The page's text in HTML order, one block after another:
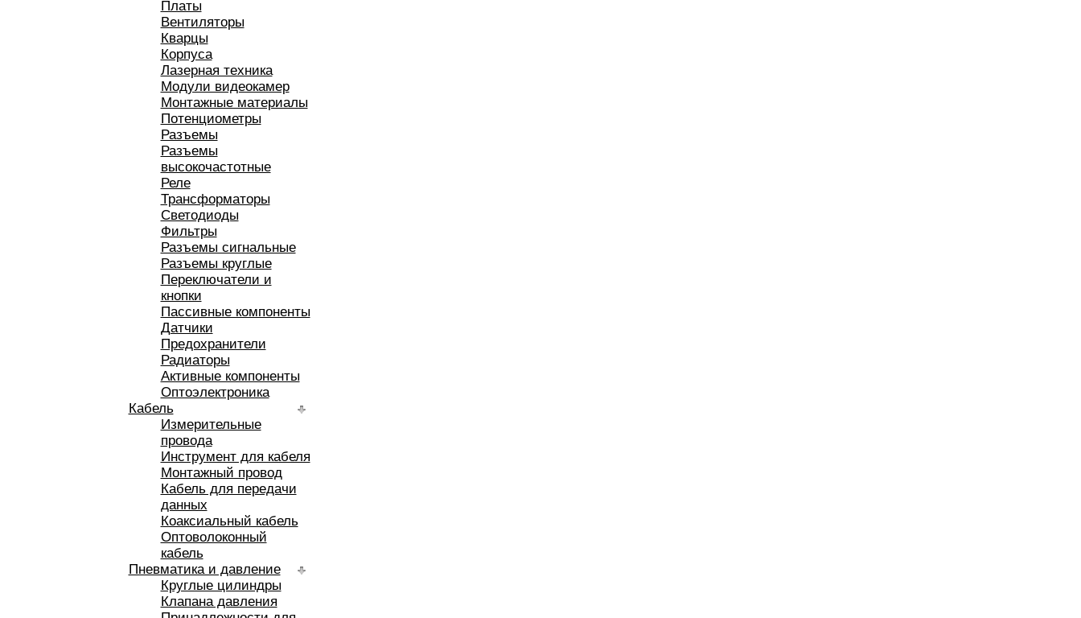
Платы
Вентиляторы
Кварцы
Корпуса
Лазерная техника
Модули видеокамер
Монтажные материалы
Потенциометры
Разъемы
Разъемы
высокочастотные
Реле
Трансформаторы
Светодиоды
Фильтры
Разъемы сигнальные
Разъемы круглые
Переключатели и
кнопки
Пассивные компоненты
Датчики
Предохранители
Радиаторы
Активные компоненты
Оптоэлектроника
Кабель
Измерительные
провода
Инструмент для кабеля
Монтажный провод
Кабель для передачи
данных
Коаксиальный кабель
Оптоволоконный
кабель
Пневматика и давление
Круглые цилиндры
Клапана давления